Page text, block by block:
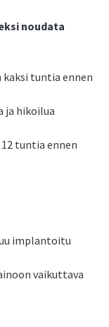
noudata
tuntia ennen
ja hikoilua
tuntia ennen
implantoitu
vaikuttava